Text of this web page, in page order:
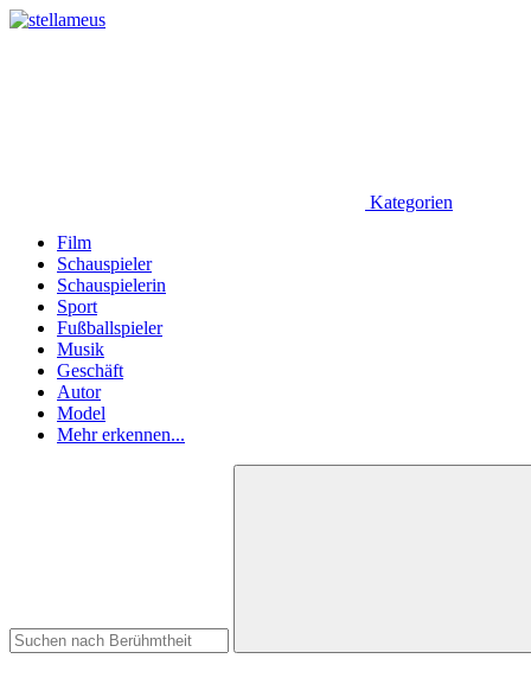
Kategorien
Film
Schauspieler
Schauspielerin
Sport
Fußballspieler
Musik
Geschäft
Autor
Model
Mehr erkennen...